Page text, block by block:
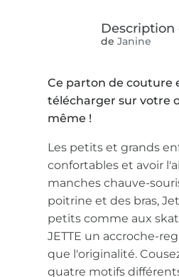
de Janine
Ce parton de couture
télécharger sur votre
même !
Les petits et grands
confortables et avoir
manches chauve-
poitrine et des bras,
petits comme aux
JETTE un accroche-
que l'originalité.
quatre motifs